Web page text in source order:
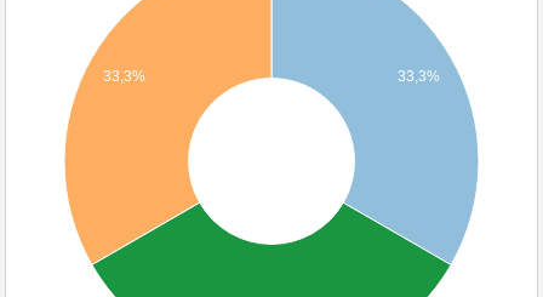
33,3%
33,3%